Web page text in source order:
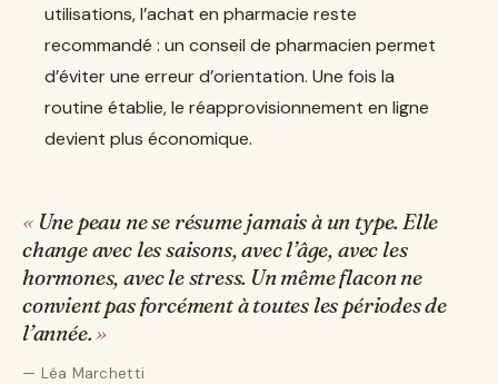
utilisations, l’achat en pharmacie reste
recommandé : un conseil de pharmacien permet
d’éviter une erreur d’orientation. Une fois la
routine établie, le réapprovisionnement en ligne
devient plus économique.
Une peau ne se résume jamais à un type. Elle
change avec les saisons, avec l’âge, avec les
hormones, avec le stress. Un même flacon ne
convient pas forcément à toutes les périodes de
l’année.
Léa Marchetti